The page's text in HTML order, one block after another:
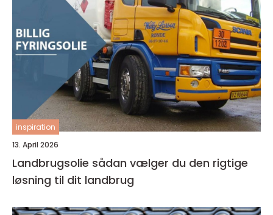
inspiration
13. April 2026
Landbrugsolie sådan vælger du den rigtige
løsning til dit landbrug